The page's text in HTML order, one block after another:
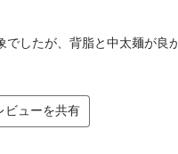
でしたが、背脂と中太麺が良
ビューを共有